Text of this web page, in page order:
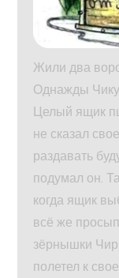
Жили два
Однажды
Целый ящик
не сказал
раздавать
подумал он.
когда ящик
всё же
зёрнышки
полетел к